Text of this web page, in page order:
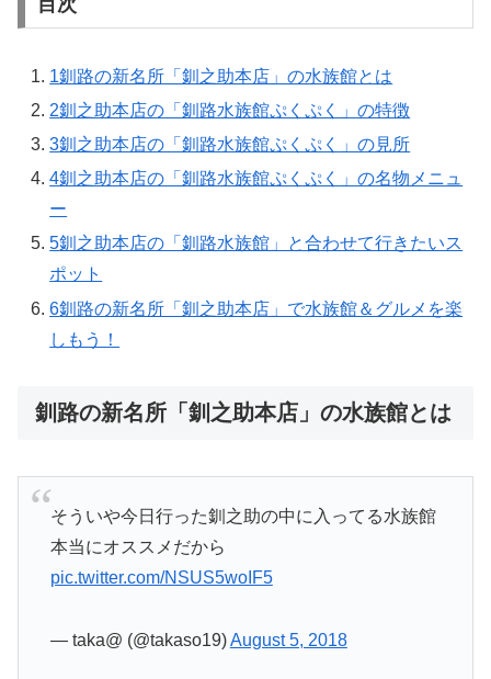
1釧路の新名所「釧之助本店」の水族館とは
2釧之助本店の「釧路水族館ぷくぷく」の特徴
3釧之助本店の「釧路水族館ぷくぷく」の見所
4釧之助本店の「釧路水族館ぷくぷく」の名物メニュ
ー
5釧之助本店の「釧路水族館」と合わせて行きたいス
ポット
6釧路の新名所「釧之助本店」で水族館＆グルメを楽
しもう！
釧路の新名所「釧之助本店」の水族館とは
そういや今日行った釧之助の中に入ってる水族館
本当にオススメだから
pic.twitter.com/NSUS5woIF5
— taka@ (@takaso19)August 5, 2018